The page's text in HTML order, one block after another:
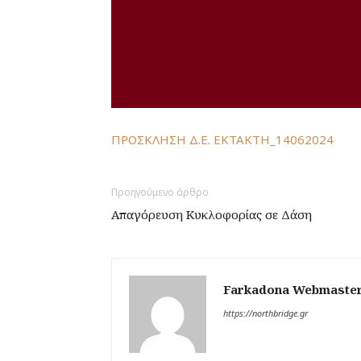
ΠΡΟΣΚΛΗΣΗ Δ.Ε. ΕΚΤΑΚΤΗ_14062024
Προηγούμενο άρθρο
Απαγόρευση Κυκλοφορίας σε Δάση
Farkadona
https://northbridge.gr